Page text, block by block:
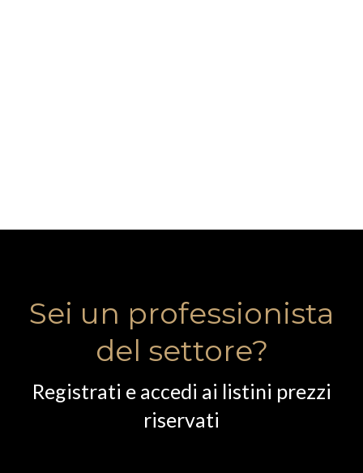
Sei un professionista
del settore?
Registrati e accedi ai listini prezzi
riservati